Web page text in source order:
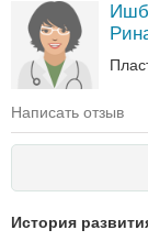
Написать отзыв
История